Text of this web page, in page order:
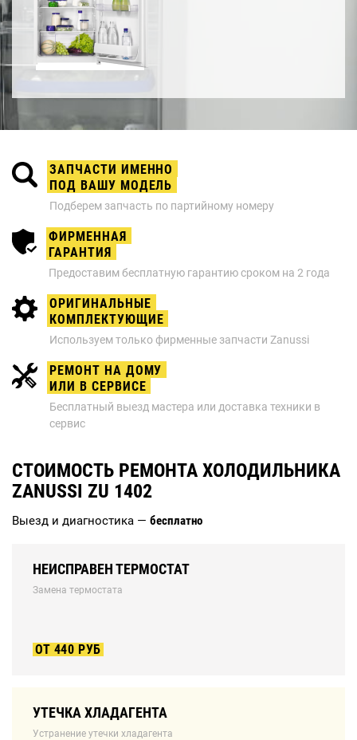
ЗАПЧАСТИ ИМЕННО
ПОД ВАШУ МОДЕЛЬ
Подберем запчасть по партийному номеру
ФИРМЕННАЯ
ГАРАНТИЯ
Предоставим бесплатную гарантию сроком на 2 года
ОРИГИНАЛЬНЫЕ
КОМПЛЕКТУЮЩИЕ
Используем только фирменные запчасти Zanussi
РЕМОНТ НА ДОМУ
ИЛИ В СЕРВИСЕ
Бесплатный выезд мастера или доставка техники в
сервис
СТОИМОСТЬ РЕМОНТА ХОЛОДИЛЬНИКА
ZANUSSI ZU 1402
Выезд и диагностика — бесплатно
НЕИСПРАВЕН ТЕРМОСТАТ
Замена термостата
ОТ 440 РУБ
УТЕЧКА ХЛАДАГЕНТА
Устранение утечки хладагента